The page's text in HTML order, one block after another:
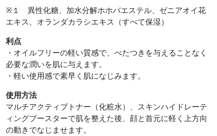
※１ 異性化糖、加水分解ホホバエステル、ゼニアオイ花
エキス、オランダカラシエキス（すべて保湿）
利点
・オイルフリーの軽い質感で、べたつきを与えることなく
必要な潤いを肌に与えます。
・軽い使用感で素早く肌になじみます。
使用方法
マルチアクティブトナー（化粧水）、スキンハイドレーテ
ィングブースターで肌を整えた後、顔と首元に軽く上方向
の動きでなじませます。